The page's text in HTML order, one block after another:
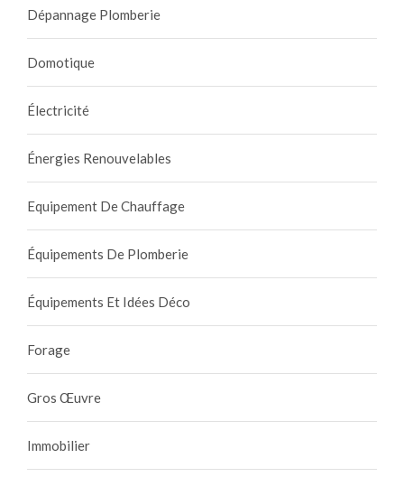
Dépannage Plomberie
Domotique
Électricité
Énergies Renouvelables
Equipement De Chauffage
Équipements De Plomberie
Équipements Et Idées Déco
Forage
Gros Œuvre
Immobilier